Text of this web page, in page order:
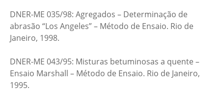
DNER-ME 035/98: Agregados – Determinação de
abrasão “Los Angeles” – Método de Ensaio. Rio de
Janeiro, 1998.
DNER-ME 043/95: Misturas betuminosas a quente –
Ensaio Marshall – Método de Ensaio. Rio de Janeiro,
1995.